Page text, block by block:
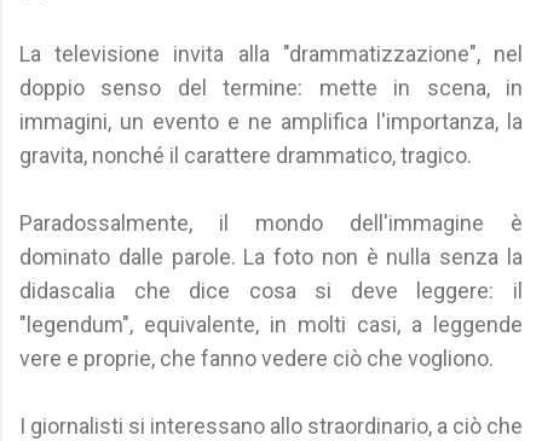
La televisione invita alla "drammatizzazione", nel
doppio senso del termine: mette in scena, in
immagini, un evento e ne amplifica l'importanza, la
gravita, nonché il carattere drammatico, tragico.
Paradossalmente, il mondo dell'immagine è
dominato dalle parole. La foto non è nulla senza la
didascalia che dice cosa si deve leggere: il
"legendum", equivalente, in molti casi, a leggende
vere e proprie, che fanno vedere ciò che vogliono.
I giornalisti si interessano allo straordinario, a ciò che